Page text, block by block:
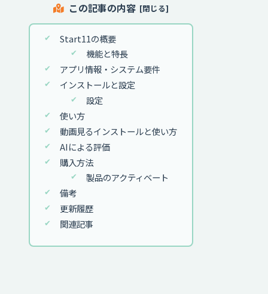
この記事の内容
Start11の概要
機能と特長
アプリ情報・システム要件
インストールと設定
設定
使い方
動画見るインストールと使い方
AIによる評価
購入方法
製品のアクティベート
備考
更新履歴
関連記事